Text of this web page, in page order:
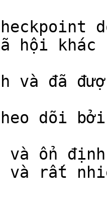
xã hội
và đã
dõi bởi
và ổn
và rất